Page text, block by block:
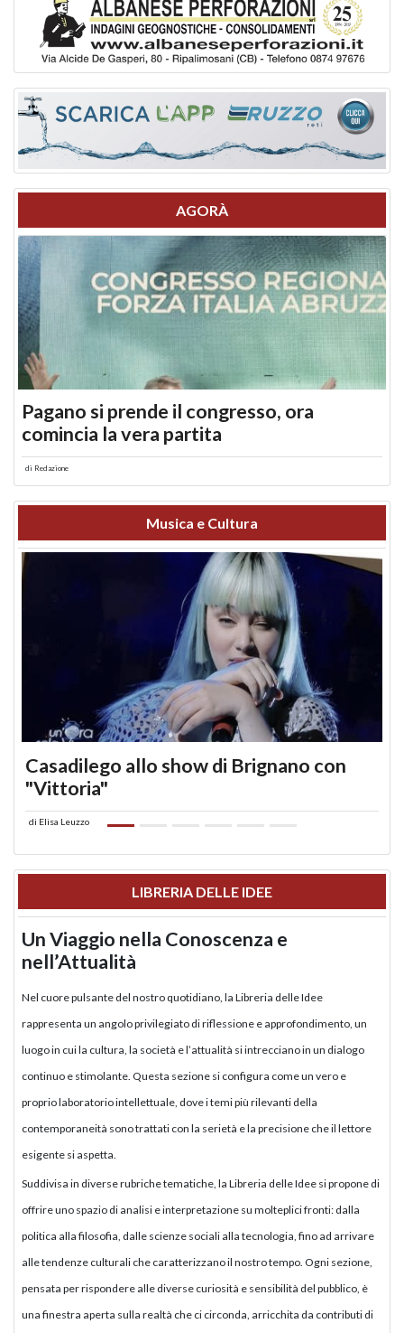
AGORÀ
Pagano si prende il congresso, ora
comincia la vera partita
di Redazione
Musica e Cultura
Casadilego allo show di Brignano con
"Vittoria"
di Elisa Leuzzo
LIBRERIA DELLE IDEE
Un Viaggio nella Conoscenza e
nell’Attualità
Nel cuore pulsante del nostro quotidiano, la Libreria delle Idee
rappresenta un angolo privilegiato di riflessione e approfondimento, un
luogo in cui la cultura, la società e l’attualità si intrecciano in un dialogo
continuo e stimolante. Questa sezione si configura come un vero e
proprio laboratorio intellettuale, dove i temi più rilevanti della
contemporaneità sono trattati con la serietà e la precisione che il lettore
esigente si aspetta.
Suddivisa in diverse rubriche tematiche, la Libreria delle Idee si propone di
offrire uno spazio di analisi e interpretazione su molteplici fronti: dalla
politica alla filosofia, dalle scienze sociali alla tecnologia, fino ad arrivare
alle tendenze culturali che caratterizzano il nostro tempo. Ogni sezione,
pensata per rispondere alle diverse curiosità e sensibilità del pubblico, è
una finestra aperta sulla realtà che ci circonda, arricchita da contributi di